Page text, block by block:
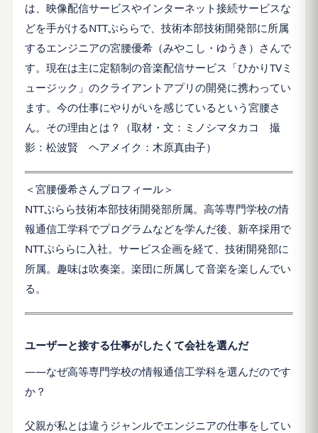
は、映像配信サービスやインターネット接続サービスな
どを手がけるNTTぷららで、技術本部技術開発部に所属
するエンジニアの宮腰優希（みやこし・ゆうき）さんで
す。現在は主に定額制の音楽配信サービス「ひかりTVミ
ュージック」のクライアントアプリの開発に携わってい
ます。今の仕事にやりがいを感じているという宮腰さ
ん。その理由とは？（取材・文：ミノシマタカコ 撮
影：松波賢 ヘアメイク：木原真由子）
＜宮腰優希さんプロフィール＞
NTTぷらら技術本部技術開発部所属。高等専門学校の情
報通信工学科でプログラムなどを学んだ後、新卒採用で
NTTぷららに入社。サービス企画を経て、技術開発部に
所属。趣味は吹奏楽。楽団に所属して音楽を楽しんでい
る。
ユーザーと接する仕事がしたくて会社を選んだ
――なぜ高等専門学校の情報通信工学科を選んだのです
か？
父親が私とは違うジャンルでエンジニアの仕事をしてい